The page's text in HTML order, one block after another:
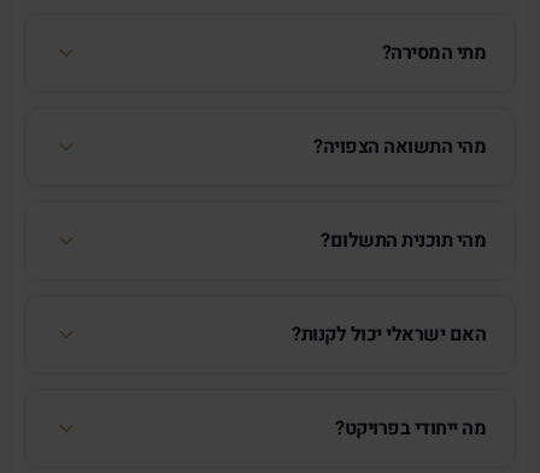
מתי המסירה?
מהי התשואה הצפויה?
מהי תוכנית התשלום?
האם ישראלי יכול לקנות?
מה ייחודי בפרויקט?